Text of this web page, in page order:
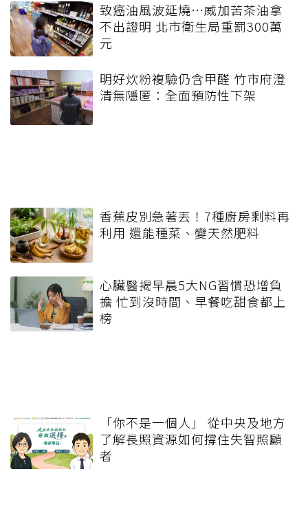
致癌油風波延燒…威加苦茶油拿
不出證明 北市衛生局重罰300萬
元
明好炊粉複驗仍含甲醛 竹市府澄
清無隱匿：全面預防性下架
香蕉皮別急著丟！7種廚房剩料再
利用 還能種菜、變天然肥料
心臟醫揭早晨5大NG習慣恐增負
擔 忙到沒時間、早餐吃甜食都上
榜
「你不是一個人」 從中央及地方
了解長照資源如何撐住失智照顧
者